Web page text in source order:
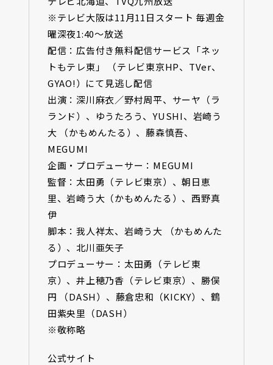
※テレビ大阪は11月11日スタート 毎週金
曜深夜1:40〜放送
配信：広告付き無料配信サービス「ネッ
トもテレ東」 （テレビ東京HP、TVer、
GYAO!）にて見逃し配信
出演：深川麻衣／野村周平、サーヤ（ラ
ランド）、ゆうたろう、YUSHI、岩崎う
大 （かもめんたる）、藤森慎吾、
MEGUMI
企画・プロデューサー：MEGUMI
監督：太田勇（テレビ東京）、朝日恵
里、岩崎う大（かもめんたる）、西野真
伊
脚本：我人祥太、岩崎う大 （かもめんた
る）、北川亜矢子
プロデューサー：太田勇（テレビ東
京）、井上穂乃香（テレビ東京）、勝俣
円 （DASH）、藤倉忠和（KICKY）、鶴
田紫央里（DASH）
※敬称略
公式サイト